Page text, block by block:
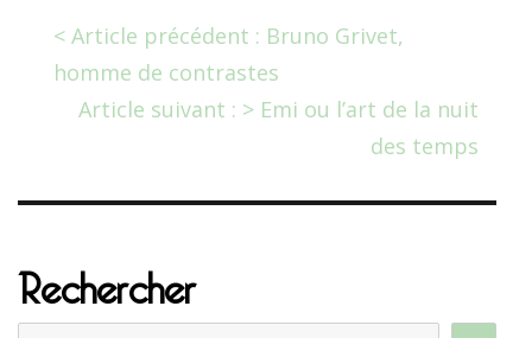
< Article précédent : Bruno Grivet,
homme de contrastes
Article suivant : > Emi ou l’art de la nuit
des temps
Rechercher